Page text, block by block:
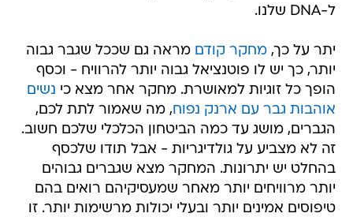
ל-DNA שלנו.
יתר על כך,מחקר קודם מראה גם שככל שגבר גבוה
יותר, כך יש לו פוטנציאל גבוה יותר להרוויח - וכסף
הופך כל זוגיות למאושרת. מחקר אחר מצא כי נשים
אוהבות גבר עם ארנק נפוח, מה שאמור לתת לכם,
הגברים, מושג עד כמה הביטחון הכלכלי שלכם חשוב.
זה לא מצביע על גולדיגריות - אבל תודו שלכסף
בהחלט יש יתרונות. המחקר מצא שגברים גבוהים
יותר מרוויחים יותר מאחר שמעסיקיהם רואים בהם
טיפוסים אמינים יותר ובעלי יכולות מרשימות יותר. זו